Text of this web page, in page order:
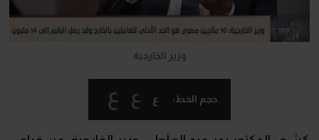
وزير الخارجية
حجم الخط: ع ع ع